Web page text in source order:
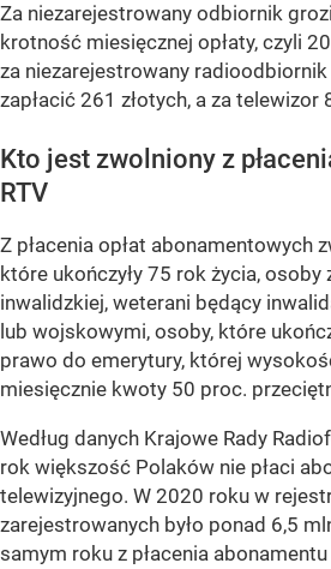
Za niezarejestrowany odbiornik
krotność miesięcznej opłaty, czyli
za niezarejestrowany
zapłacić 261 złotych, a za telewizor
Kto jest zwolniony z
RTV
Z płacenia opłat abonamentowych
które ukończyły 75 rok życia,
inwalidzkiej, weterani będący
lub wojskowymi, osoby, które
prawo do emerytury, której
miesięcznie kwoty 50 proc.
Według danych Krajowe Rady
rok większość Polaków nie płaci
telewizyjnego. W 2020 roku w
zarejestrowanych było ponad 6,5
samym roku z płacenia